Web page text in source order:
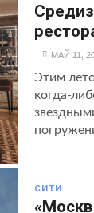
МАЙ 11,
Этим
когда-
СИТИ